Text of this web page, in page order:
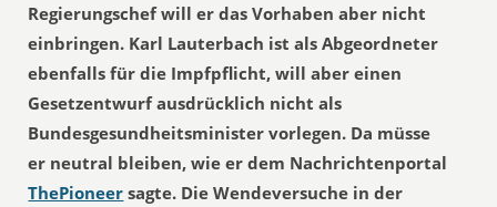
Regierungschef will er das Vorhaben aber nicht
einbringen. Karl Lauterbach ist als Abgeordneter
ebenfalls für die Impfpflicht, will aber einen
Gesetzentwurf ausdrücklich nicht als
Bundesgesundheitsminister vorlegen. Da müsse
er neutral bleiben, wie er dem Nachrichtenportal
ThePioneer sagte. Die Wendeversuche in der